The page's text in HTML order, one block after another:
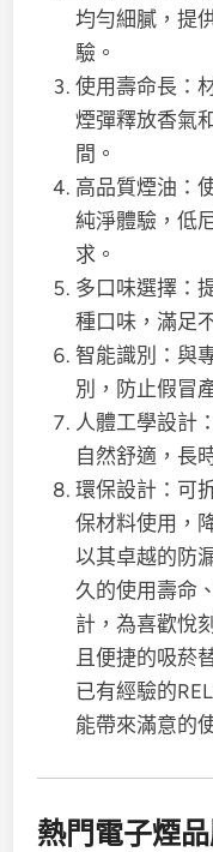
均勻細膩，提
驗。
使用壽命長：
煙彈釋放香氣
間。
高品質煙油：
純淨體驗，低
求。
多口味選擇：
種口味，滿足
智能識別：與
別，防止假冒
人體工學設計
自然舒適，長
環保設計：可
保材料使用，
以其卓越的防
久的使用壽命
計，為喜歡悅
且便捷的吸菸
已有經驗的
能帶來滿意的
熱門電子煙